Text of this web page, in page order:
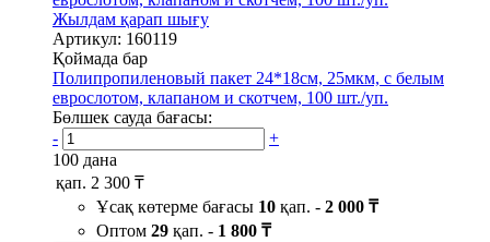
Жылдам қарап шығу
Артикул: 160119
Қоймада бар
Полипропиленовый пакет 24*18см, 25мкм, с белым
еврослотом, клапаном и скотчем, 100 шт./уп.
Бөлшек сауда бағасы:
-
+
100 дана
қап. 2 300 ₸
Ұсақ көтерме бағасы 10 қап. - 2 000 ₸
Оптом 29 қап. - 1 800 ₸